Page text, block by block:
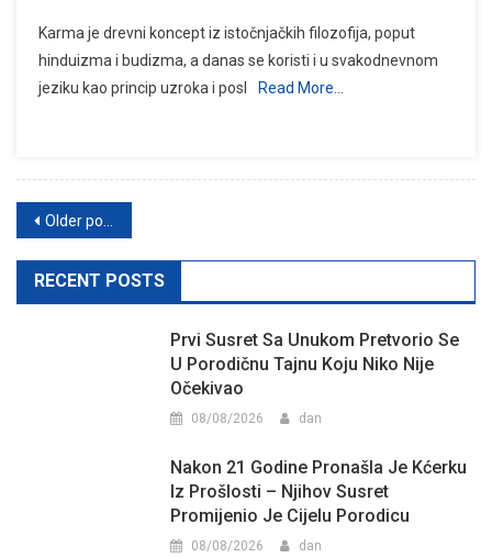
Karma je drevni koncept iz istočnjačkih filozofija, poput
hinduizma i budizma, a danas se koristi i u svakodnevnom
jeziku kao princip uzroka i posl
Read More…
Posts
navigation
Older posts
RECENT POSTS
Prvi Susret Sa Unukom Pretvorio Se
U Porodičnu Tajnu Koju Niko Nije
Očekivao
08/08/2026 dan
Nakon 21 Godine Pronašla Je Kćerku
Iz Prošlosti – Njihov Susret
Promijenio Je Cijelu Porodicu
08/08/2026 dan